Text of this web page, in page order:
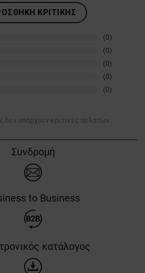
ΚΡΙΤΙΚΉΣ
(0)
(0)
(0)
(0)
(0)
δεν υπάρχουν κριτικές πελατών.
Συνδρομή
to Business
κατάλογος